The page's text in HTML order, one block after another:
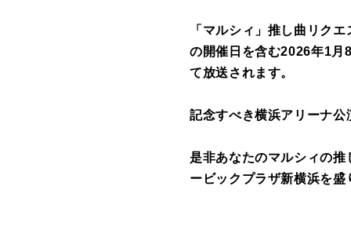
「 マルシィ」 推し曲リクエ
の開催日を含む2026年1月
て放送されます。
記念すべき横浜アリーナ
是非あなたのマルシィの推
ービックプラザ新横浜を盛